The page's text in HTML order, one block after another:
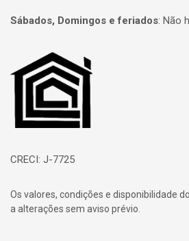
Sábados, Domingos e feriados: Não
Página inicial
CRECI: J-7725
Os valores, condições e disponibilidade
a alterações sem aviso prévio.